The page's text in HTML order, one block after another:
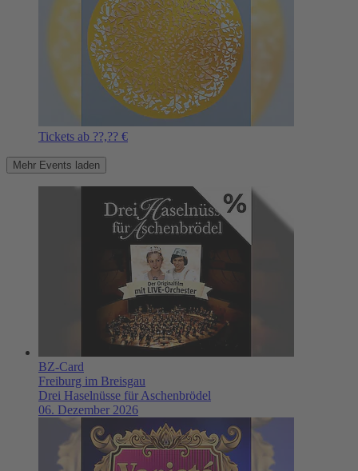
Tickets ab ??,?? €
Mehr Events laden
BZ-Card
Freiburg im Breisgau
Drei Haselnüsse für Aschenbrödel
06. Dezember 2026